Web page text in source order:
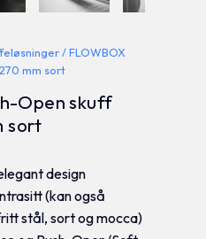
/ FLOWBOX
mm sort
Open skuff
sort
design
(kan også
stål, sort og mocca)